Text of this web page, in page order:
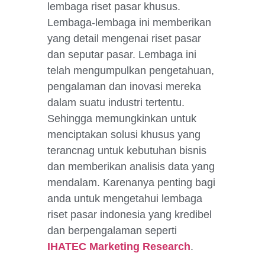
lembaga riset pasar khusus.
Lembaga-lembaga ini memberikan
yang detail mengenai riset pasar
dan seputar pasar. Lembaga ini
telah mengumpulkan pengetahuan,
pengalaman dan inovasi mereka
dalam suatu industri tertentu.
Sehingga memungkinkan untuk
menciptakan solusi khusus yang
terancnag untuk kebutuhan bisnis
dan memberikan analisis data yang
mendalam. Karenanya penting bagi
anda untuk mengetahui lembaga
riset pasar indonesia yang kredibel
dan berpengalaman seperti
IHATEC Marketing Research.